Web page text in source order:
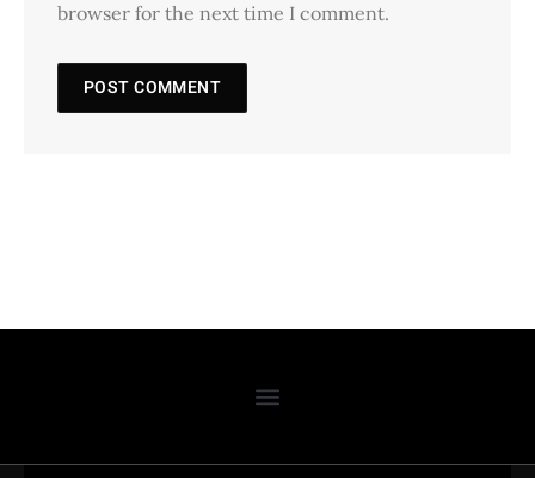
browser for the next time I comment.